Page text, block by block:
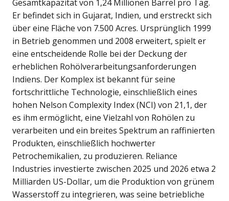
Gesamtkapazität von 1,24 Millionen Barrel pro Tag.
Er befindet sich in Gujarat, Indien, und erstreckt sich
über eine Fläche von 7.500 Acres. Ursprünglich 1999
in Betrieb genommen und 2008 erweitert, spielt er
eine entscheidende Rolle bei der Deckung der
erheblichen Rohölverarbeitungsanforderungen
Indiens. Der Komplex ist bekannt für seine
fortschrittliche Technologie, einschließlich eines
hohen Nelson Complexity Index (NCI) von 21,1, der
es ihm ermöglicht, eine Vielzahl von Rohölen zu
verarbeiten und ein breites Spektrum an raffinierten
Produkten, einschließlich hochwerter
Petrochemikalien, zu produzieren. Reliance
Industries investierte zwischen 2025 und 2026 etwa 2
Milliarden US-Dollar, um die Produktion von grünem
Wasserstoff zu integrieren, was seine betriebliche